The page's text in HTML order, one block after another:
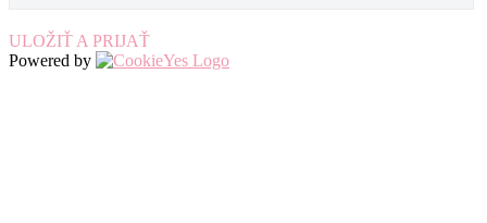
ULOŽIŤ A PRIJAŤ
Powered by